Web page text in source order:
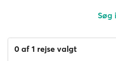
Søg
0 af 1 rejse valgt